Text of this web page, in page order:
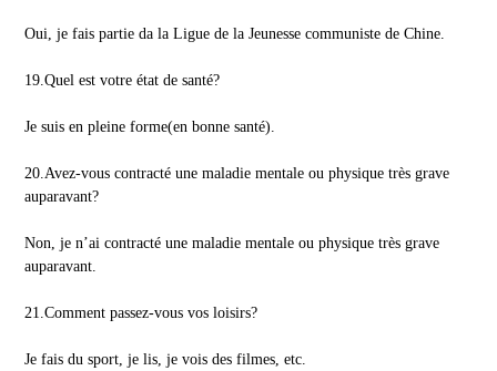
Oui, je fais partie da la Ligue de la Jeunesse communiste de Chine.
19.Quel est votre état de santé?
Je suis en pleine forme(en bonne santé).
20.Avez-vous contracté une maladie mentale ou physique très grave
auparavant?
Non, je n’ai contracté une maladie mentale ou physique très grave
auparavant.
21.Comment passez-vous vos loisirs?
Je fais du sport, je lis, je vois des filmes, etc.